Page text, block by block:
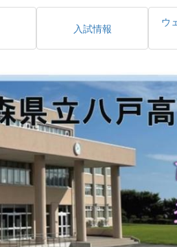
入試情報
ウ